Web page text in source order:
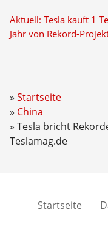
Aktuell: Tesla kauft 1
Jahr von Rekord-
Startseite
China
Tesla bricht
Teslamag.de
Startseite